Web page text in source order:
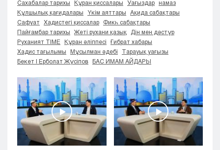
Кызылорда
Павлодар
Петропавловск
Семей
Талдыкорган
Туркестан
Уральск
Усть-Каменогорск
Шымкент
Сахабалар тарихы Құран қиссалары Уағыздар
намаз
Құлшылық қағидалары
Үкім аяттары
Ақида сабақтары
Сафуат
Хадистегі қиссалар
Фикһ сабақтары
Пайғамбар тарихы
Жеті рухани қазық
Дін мен дәстүр
Руханият TIME
Құран әліппесі
Ғибрат хабары
Хадис тағылымы
Мұсылман әдебі
Тарауық уағызы
Бекет | Ерболат Жүсіпов
БАС ИМАМ АЙДАРЫ